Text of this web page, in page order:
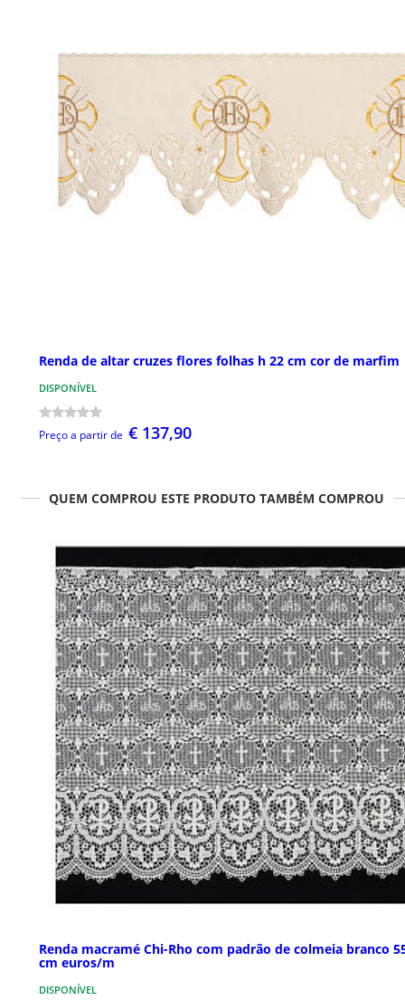
Renda de altar cruzes flores folhas h 22 cm cor de marfim
DISPONÍVEL
Preço a partir de € 137,90
QUEM COMPROU ESTE PRODUTO TAMBÉM COMPROU
Renda macramé Chi-Rho com padrão de colmeia branco
cm euros/m
DISPONÍVEL